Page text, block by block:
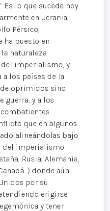
Es lo que sucede hoy
en Ucrania,
Pérsico,
ha puesto en
naturaleza
del imperialismo, y
a los países de la
oprimidos sino
guerra, y a los
que en algunos
alineándolas bajo
del imperialismo
Rusia, Alemania,
donde aún
por su
erigirse
y tener